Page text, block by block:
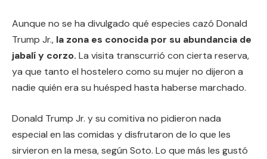
Aunque no se ha divulgado qué especies cazó Donald
Trump Jr., la zona es conocida por su abundancia de
jabalí y corzo. La visita transcurrió con cierta reserva,
ya que tanto el hostelero como su mujer no dijeron a
nadie quién era su huésped hasta haberse marchado.
Donald Trump Jr. y su comitiva no pidieron nada
especial en las comidas y disfrutaron de lo que les
sirvieron en la mesa, según Soto. Lo que más les gustó